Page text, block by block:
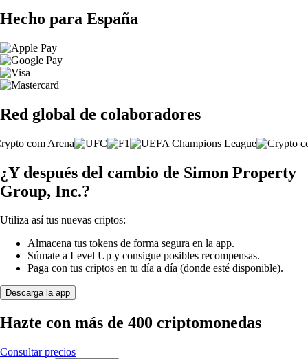
Hecho para España
Red global de colaboradores
¿Y después del cambio de Simon Property
Group, Inc.?
Utiliza así tus nuevas criptos:
Almacena tus tokens de forma segura en la app.
Súmate a Level Up y consigue posibles recompensas.
Paga con tus criptos en tu día a día (donde esté disponible).
Descarga la app
Hazte con más de 400 criptomonedas
Consultar precios